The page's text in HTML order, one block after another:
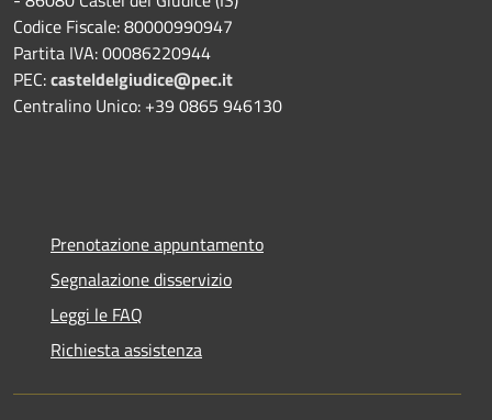
Codice Fiscale: 80000990947
Partita IVA: 00086220944
PEC:casteldelgiudice@pec.it
Centralino Unico: +39 0865 946130
Prenotazione appuntamento
Segnalazione disservizio
Leggi le FAQ
Richiesta assistenza